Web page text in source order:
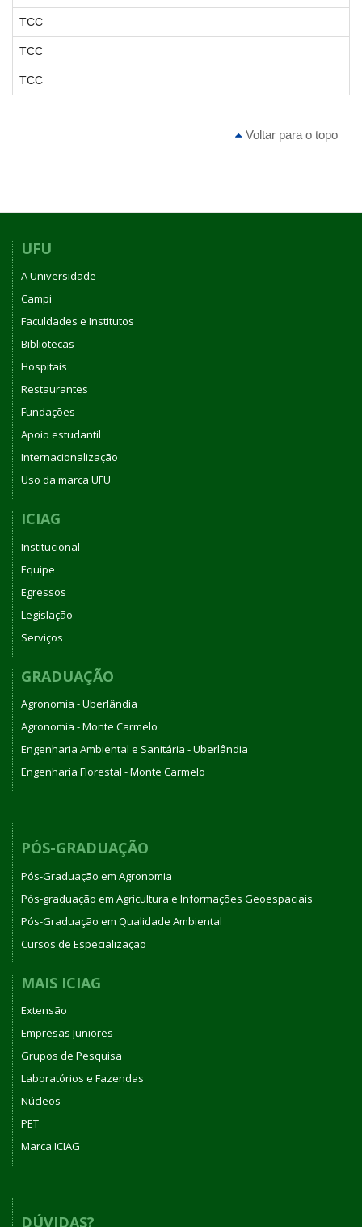
TCC
TCC
TCC
Voltar para o topo
UFU
A Universidade
Campi
Faculdades e Institutos
Bibliotecas
Hospitais
Restaurantes
Fundações
Apoio estudantil
Internacionalização
Uso da marca UFU
ICIAG
Institucional
Equipe
Egressos
Legislação
Serviços
GRADUAÇÃO
Agronomia - Uberlândia
Agronomia - Monte Carmelo
Engenharia Ambiental e Sanitária - Uberlândia
Engenharia Florestal - Monte Carmelo
PÓS-GRADUAÇÃO
Pós-Graduação em Agronomia
Pós-graduação em Agricultura e Informações Geoespaciais
Pós-Graduação em Qualidade Ambiental
Cursos de Especialização
MAIS ICIAG
Extensão
Empresas Juniores
Grupos de Pesquisa
Laboratórios e Fazendas
Núcleos
PET
Marca ICIAG
DÚVIDAS?